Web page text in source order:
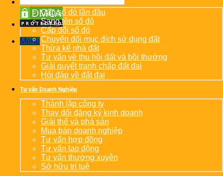
Menu
Cấp sổ đỏ lần đầu
Sang tên sổ đỏ
Cấp đổi sổ đỏ
Chuyển đổi mục đích sử dụng đất
Thừa kế nhà đất
Tư vấn về thu hồi đất và bồi thường
Giải quyết tranh chấp đất đai
Hỏi đáp về đất đai
Tư vấn Doanh Nghiệp
Thành lập công ty
Thay đổi đăng ký kinh doanh
Giải thể và phá sản
Mua bán doanh nghiệp
Tư vấn hợp đồng
Tư vấn lao động
Tư vấn thường xuyên
Sở hữu trí tuệ